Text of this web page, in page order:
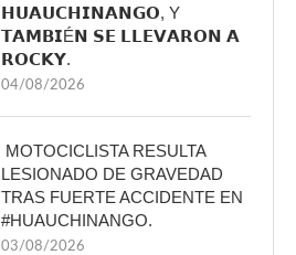
𝗛𝗨𝗔𝗨𝗖𝗛𝗜𝗡𝗔𝗡𝗚𝗢, Y
𝗧𝗔𝗠𝗕𝗜É𝗡 𝗦𝗘 𝗟𝗟𝗘𝗩𝗔𝗥𝗢𝗡 𝗔
𝗥𝗢𝗖𝗞𝗬.
04/08/2026
MOTOCICLISTA RESULTA
LESIONADO DE GRAVEDAD
TRAS FUERTE ACCIDENTE EN
#HUAUCHINANGO.
03/08/2026